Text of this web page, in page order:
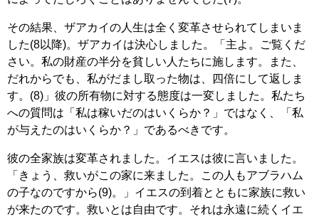
その結果、ザアカイの人生は全く変革させられてしまいま
した(8以降)。ザアカイは決心しました。「主よ。ご覧くだ
さい。私の財産の半分を貧しい人たちに施します。また、
だれからでも、私がだまし取った物は、四倍にして返しま
す。(8)」彼の所有物に対する態度は一変しました。私たち
への質問は「私は稼いだのはいくらか？」ではなく、「私
が与えたのはいくらか？」であるべきです。
彼の全家族は変革されました。イエスは彼に言いました。
「きょう、救いがこの家に来ました。この人もアブラハム
の子なのですから(9)。」イエスの到着とともに家族に救い
が来たのです。救いとは自由です。それは永遠に続くイエ